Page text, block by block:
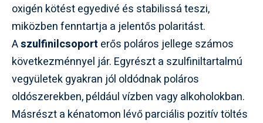
oxigén kötést egyedivé és stabilissá teszi,
miközben fenntartja a jelentős polaritást.
Aszulfinilcsoport erős poláros jellege számos
következménnyel jár. Egyrészt a szulfiniltartalmú
vegyületek gyakran jól oldódnak poláros
oldószerekben, például vízben vagy alkoholokban.
Másrészt a kénatomon lévő parciális pozitív töltés